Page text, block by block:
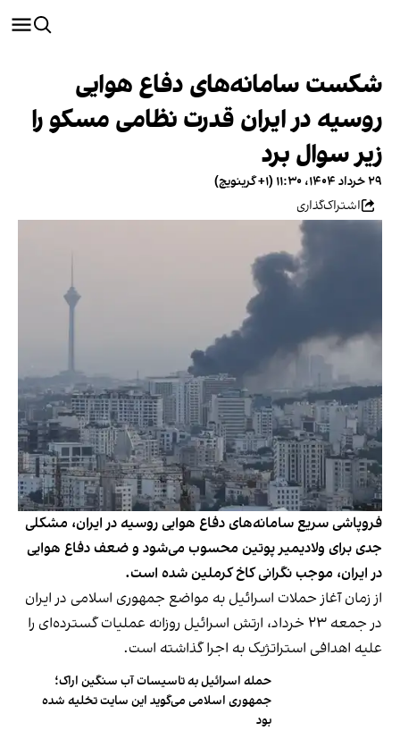
شکست سامانه‌های دفاع هوایی
روسیه در ایران قدرت نظامی مسکو را
زیر سوال برد
۲۹ خرداد ۱۴۰۴، ۱۱:۳۰ (‎+۱ گرینویچ)
اشتراک‌گذاری
فروپاشی سریع سامانه‌های دفاع هوایی روسیه در ایران، مشکلی
جدی برای ولادیمیر پوتین محسوب می‌شود و ضعف دفاع هوایی
در ایران، موجب نگرانی کاخ کرملین شده است.
از زمان آغاز حملات اسرائیل به مواضع جمهوری اسلامی در ایران
در جمعه ۲۳ خرداد، ارتش اسرائیل روزانه عملیات گسترده‌ای را
علیه اهدافی استراتژیک به اجرا گذاشته است.
حمله اسرائیل به تاسیسات آب سنگین اراک؛
جمهوری اسلامی می‌گوید این سایت تخلیه شده
بود